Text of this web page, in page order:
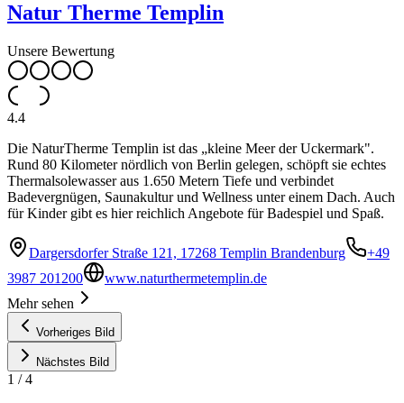
Natur Therme Templin
Unsere Bewertung
4.4
Die NaturTherme Templin ist das „kleine Meer der Uckermark".
Rund 80 Kilometer nördlich von Berlin gelegen, schöpft sie echtes
Thermalsolewasser aus 1.650 Metern Tiefe und verbindet
Badevergnügen, Saunakultur und Wellness unter einem Dach. Auch
für Kinder gibt es hier reichlich Angebote für Badespiel und Spaß.
Dargersdorfer Straße 121, 17268 Templin Brandenburg
+49
3987 201200
www.naturthermetemplin.de
Mehr sehen
Vorheriges Bild
Nächstes Bild
1 /4